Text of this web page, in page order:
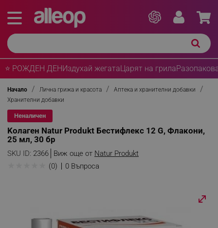
⭐ РОЖДЕН ДЕНИздухай жегатаЦарят на грила
Начало Лична грижа и красота
Аптека и хранителни добавки
Хранителни добавки
Неналичен
Kолаген Natur Produkt Бестифлекс 12 G, Флакони,
25 мл, 30 бр
SKU ID: 2366 Виж още от Natur Produkt
(0) 0 Въпроса